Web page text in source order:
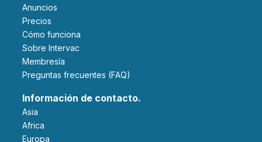
Anuncios
Precios
Cómo funciona
Sobre Intervac
Membresía
Preguntas frecuentes (FAQ)
Información de contacto.
Asia
Africa
Europa